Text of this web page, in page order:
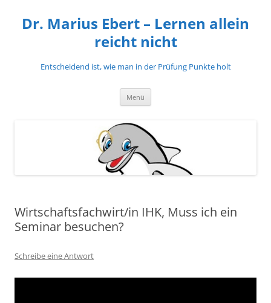
springen
Dr. Marius Ebert – Lernen allein
reicht nicht
Entscheidend ist, wie man in der Prüfung Punkte holt
Menü
Wirtschaftsfachwirt/in IHK, Muss ich ein
Seminar besuchen?
Schreibe eine Antwort